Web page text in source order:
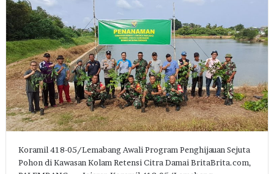
Koramil 418-05/Lemabang Awali Program Penghijauan Sejuta
Pohon di Kawasan Kolam Retensi Citra Damai BritaBrita.com,